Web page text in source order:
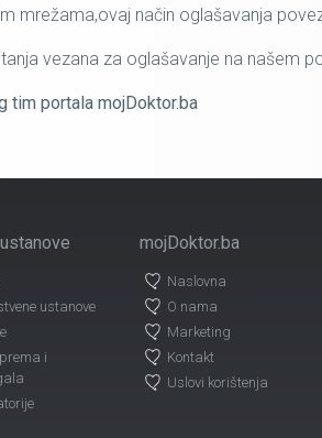
mrežama,ovaj način oglašavanja
vezana za oglašavanje na našem
tim portala mojDoktor.ba
ustanove
i
mojDoktor.ba
Naslovna
O nama
Marketing
Kontakt
Uslovi korištenja